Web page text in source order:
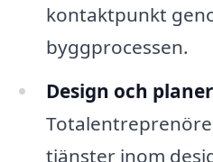
kontaktpunkt
byggprocessen.
Design och
tjänster inom